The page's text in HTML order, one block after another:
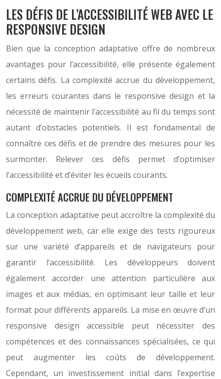
LES DÉFIS DE L’ACCESSIBILITÉ WEB AVEC LE
RESPONSIVE DESIGN
Bien que la conception adaptative offre de nombreux
avantages pour l’accessibilité, elle présente également
certains défis. La complexité accrue du développement,
les erreurs courantes dans le responsive design et la
nécessité de maintenir l’accessibilité au fil du temps sont
autant d’obstacles potentiels. Il est fondamental de
connaître ces défis et de prendre des mesures pour les
surmonter. Relever ces défis permet d’optimiser
l’accessibilité et d’éviter les écueils courants.
COMPLEXITÉ ACCRUE DU DÉVELOPPEMENT
La conception adaptative peut accroître la complexité du
développement web, car elle exige des tests rigoureux
sur une variété d’appareils et de navigateurs pour
garantir l’accessibilité. Les développeurs doivent
également accorder une attention particulière aux
images et aux médias, en optimisant leur taille et leur
format pour différents appareils. La mise en œuvre d’un
responsive design accessible peut nécessiter des
compétences et des connaissances spécialisées, ce qui
peut augmenter les coûts de développement.
Cependant, un investissement initial dans l’expertise